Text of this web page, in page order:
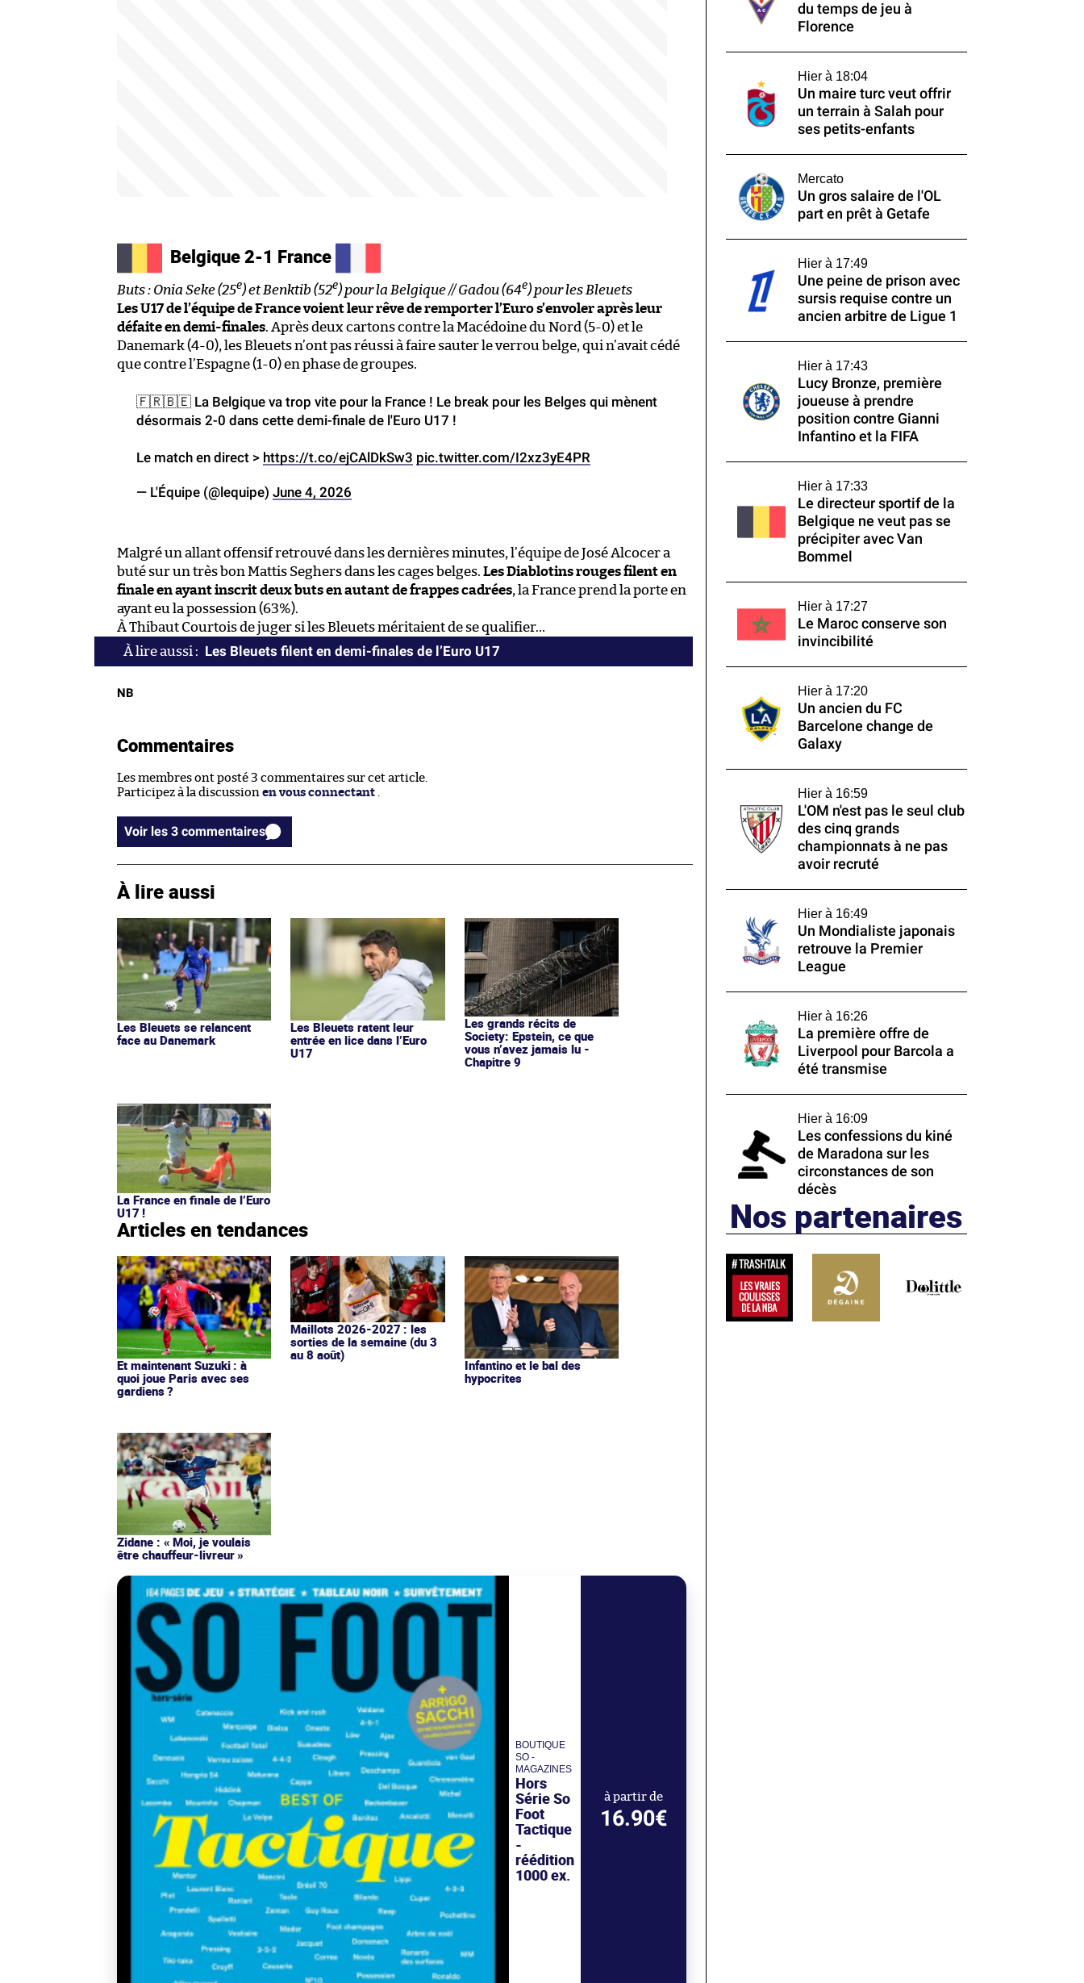
Belgique 2-1 France
Buts : Onia Seke (25e) et Benktib (52e) pour la Belgique // Gadou (64e) pour les Bleuets
Les U17 de l’équipe de France voient leur rêve de remporter l’Euro s’envoler après leur
défaite en demi-finales. Après deux cartons contre la Macédoine du Nord (5-0) et le
Danemark (4-0), les Bleuets n’ont pas réussi à faire sauter le verrou belge, qui n’avait cédé
que contre l’Espagne (1-0) en phase de groupes.
🇫🇷🇧🇪 La Belgique va trop vite pour la France ! Le break pour les Belges qui mènent
désormais 2-0 dans cette demi-finale de l'Euro U17 !
Le match en direct > https://t.co/ejCAlDkSw3 pic.twitter.com/I2xz3yE4PR
— L'Équipe (@lequipe) June 4, 2026
Malgré un allant offensif retrouvé dans les dernières minutes, l’équipe de José Alcocer a
buté sur un très bon Mattis Seghers dans les cages belges. Les Diablotins rouges filent en
finale en ayant inscrit deux buts en autant de frappes cadrées, la France prend la porte en
ayant eu la possession (63%).
À Thibaut Courtois de juger si les Bleuets méritaient de se qualifier…
Les Bleuets filent en demi-finales de l’Euro U17
NB
Commentaires
Les membres ont posté 3 commentaires sur cet article.
Participez à la discussion en vous connectant
Voir les 3 commentaires
À lire aussi
Les Bleuets se relancent
face au Danemark
Les Bleuets ratent leur
entrée en lice dans l’Euro
U17
Les grands récits de
Society: Epstein, ce que
vous n’avez jamais lu -
Chapitre 9
La France en finale de l’Euro
U17 !
Articles en tendances
Et maintenant Suzuki : à
quoi joue Paris avec ses
gardiens ?
Maillots 2026-2027 : les
sorties de la semaine (du 3
au 8 août)
Infantino et le bal des
hypocrites
Zidane : « Moi, je voulais
être chauffeur-livreur »
BOUTIQUE
SO -
MAGAZINES
Hors
Série So
Foot
Tactique
-
réédition
1000 ex.
à partir de
16.90€
du temps de jeu à
Florence
Hier à 18:04
Un maire turc veut offrir
un terrain à Salah pour
ses petits-enfants
Mercato
Un gros salaire de l'OL
part en prêt à Getafe
Hier à 17:49
Une peine de prison avec
sursis requise contre un
ancien arbitre de Ligue 1
Hier à 17:43
Lucy Bronze, première
joueuse à prendre
position contre Gianni
Infantino et la FIFA
Hier à 17:33
Le directeur sportif de la
Belgique ne veut pas se
précipiter avec Van
Bommel
Hier à 17:27
Le Maroc conserve son
invincibilité
Hier à 17:20
Un ancien du FC
Barcelone change de
Galaxy
Hier à 16:59
L'OM n'est pas le seul club
des cinq grands
championnats à ne pas
avoir recruté
Hier à 16:49
Un Mondialiste japonais
retrouve la Premier
League
Hier à 16:26
La première offre de
Liverpool pour Barcola a
été transmise
Hier à 16:09
Les confessions du kiné
de Maradona sur les
circonstances de son
décès
Nos partenaires